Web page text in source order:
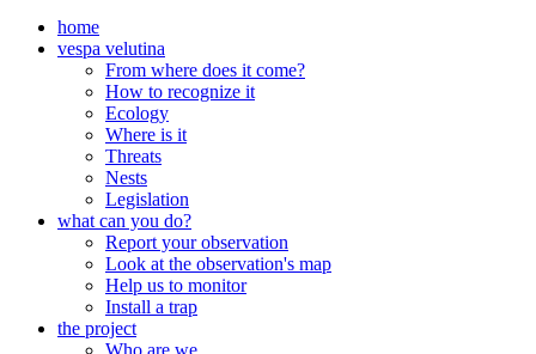
home
vespa velutina
From where does it come?
How to recognize it
Ecology
Where is it
Threats
Nests
Legislation
what can you do?
Report your observation
Look at the observation's map
Help us to monitor
Install a trap
the project
Who are we